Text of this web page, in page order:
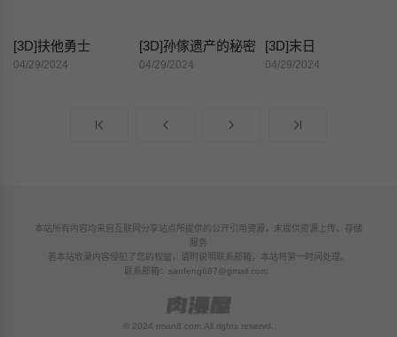
[3D]扶他勇士
04/29/2024
[3D]孙傢遗产的秘密
04/29/2024
[3D]末日
04/29/2024
本站所有内容均来自互联网分享站点所提供的公开引用资源，未提供资源上传、存储
服务
若本站收录内容侵犯了您的权益，请附说明联系邮箱，本站将第一时间处理。
联系邮箱： sanfeng687@gmail.com
© 2024 rman8.com All rights reservd.